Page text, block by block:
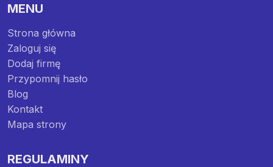
MENU
Strona główna
Zaloguj się
Dodaj firmę
Przypomnij hasło
Blog
Kontakt
Mapa strony
REGULAMINY